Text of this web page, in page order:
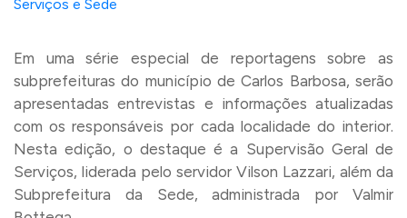
Em uma série especial de reportagens sobre as
subprefeituras do município de Carlos Barbosa, serão
apresentadas entrevistas e informações atualizadas
com os responsáveis por cada localidade do interior.
Nesta edição, o destaque é a Supervisão Geral de
Serviços, liderada pelo servidor Vilson Lazzari, além da
Subprefeitura da Sede, administrada por Valmir